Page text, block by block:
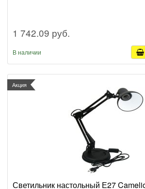
1 742.09 руб.
В наличии
Акция
Светильник настольный Е27